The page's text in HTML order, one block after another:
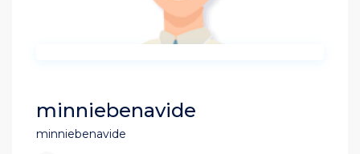
minniebenavide
minniebenavide